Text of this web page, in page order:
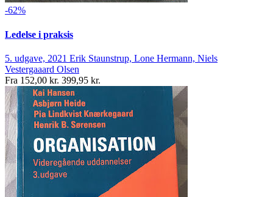
-62%
Ledelse i praksis
5. udgave, 2021 Erik Staunstrup, Lone Hermann, Niels
Vestergaaard Olsen
Fra 152,00 kr. 399,95 kr.